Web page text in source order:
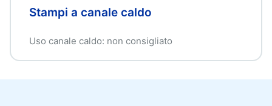
Stampi a canale caldo
Uso canale caldo: non consigliato